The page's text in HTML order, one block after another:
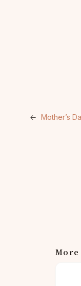
← Mother’s
More